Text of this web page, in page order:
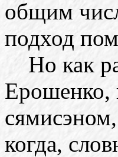
общим
подход
Но как
Ерошенко,
когда,